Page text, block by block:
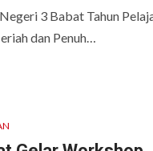
3 Babat Tahun
dan Penuh…